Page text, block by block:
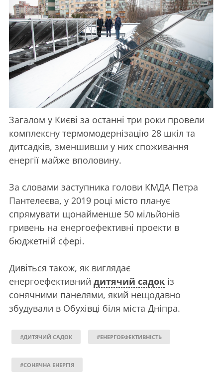
Загалом у Києві за останні три роки провели
комплексну термомодернізацію 28 шкіл та
дитсадків, зменшивши у них споживання
енергії майже вполовину.
За словами заступника голови КМДА Петра
Пантелеєва, у 2019 році місто планує
спрямувати щонайменше 50 мільйонів
гривень на енергоефективні проекти в
бюджетній сфері.
Дивіться також, як виглядає
енергоефективний дитячий садок із
сонячними панелями, який нещодавно
збудували в Обухівці біля міста Дніпра.
#ДИТЯЧИЙ САДОК #ЕНЕРГОЕФЕКТИВНІСТЬ
#СОНЯЧНА ЕНЕРГІЯ